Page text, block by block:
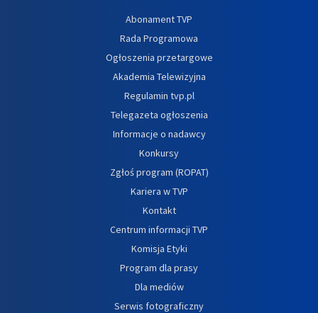
Abonament TVP
Rada Programowa
Ogłoszenia przetargowe
Akademia Telewizyjna
Regulamin tvp.pl
Telegazeta ogłoszenia
Informacje o nadawcy
Konkursy
Zgłoś program (ROPAT)
Kariera w TVP
Kontakt
Centrum informacji TVP
Komisja Etyki
Program dla prasy
Dla mediów
Serwis fotograficzny